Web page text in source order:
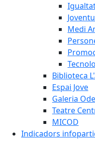
Medi
Biblioteca
Espai Jove
Galeria
Teatre
MICOD
Indicadors